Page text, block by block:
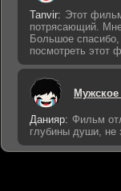
Tanvir: Этот
потрясающий.
Большое
посмотреть этот
Мужское
Данияр: Фильм
глубины души, не